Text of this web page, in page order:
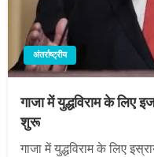
अंतर्राष्ट्रीय
गाजा में युद्धविराम के लिए
शुरू
गाजा में युद्धविराम के लिए